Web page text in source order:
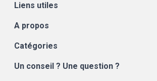
Liens utiles
A propos
Catégories
Un conseil ? Une question ?